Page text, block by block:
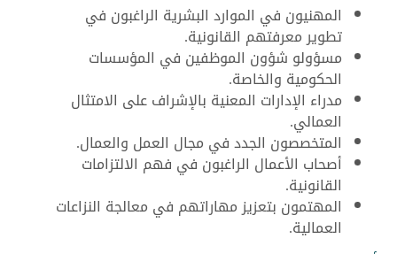
المهنيون في الموارد البشرية الراغبون في
تطوير معرفتهم القانونية.
مسؤولو شؤون الموظفين في المؤسسات
الحكومية والخاصة.
مدراء الإدارات المعنية بالإشراف على الامتثال
العمالي.
المتخصصون الجدد في مجال العمل والعمال.
أصحاب الأعمال الراغبون في فهم الالتزامات
القانونية.
المهتمون بتعزيز مهاراتهم في معالجة النزاعات
العمالية.